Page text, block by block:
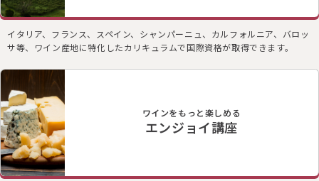
イタリア、フランス、スペイン、シャンパーニュ、カルフォルニア、バロッ
サ等、ワイン産地に特化したカリキュラムで国際資格が取得できます。
ワインをもっと楽しめる
エンジョイ講座